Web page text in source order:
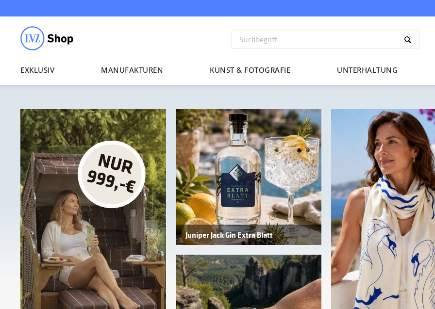
EXKLUSIV MANU­FAK­TUREN KUNST & FOTO­GRAFIE UNTER­HAL­TUNG
Juniper Jack Gin Extra Blatt